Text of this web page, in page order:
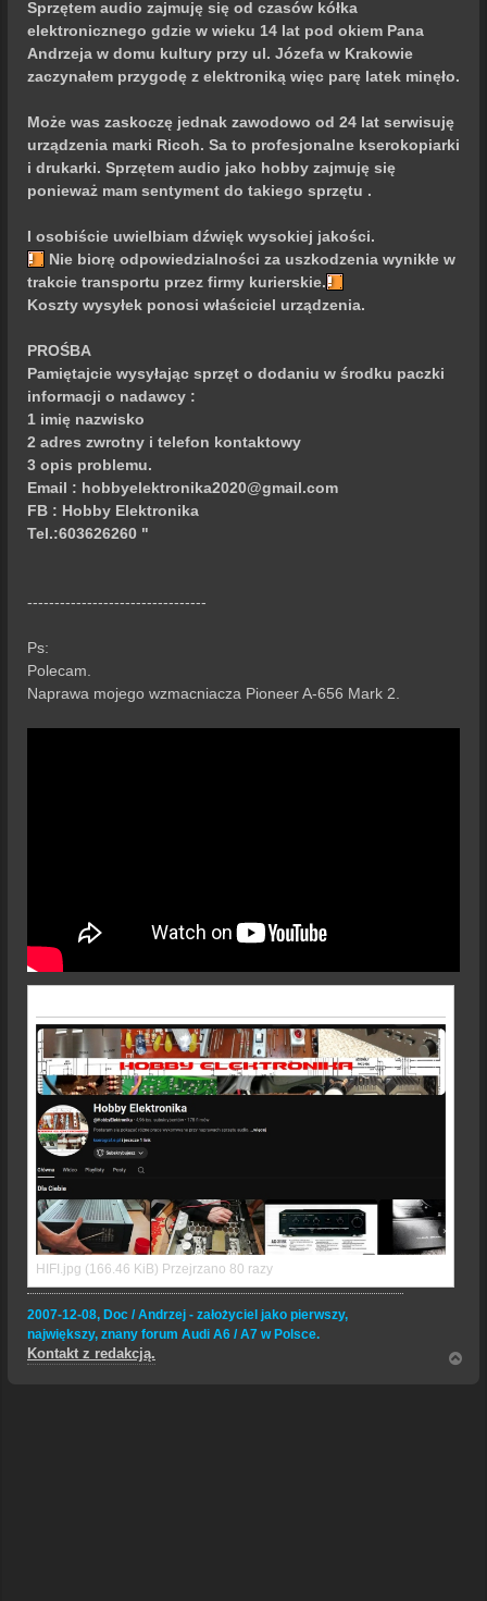
Sprzętem audio zajmuję się od czasów kółka
elektronicznego gdzie w wieku 14 lat pod okiem Pana
Andrzeja w domu kultury przy ul. Józefa w Krakowie
zaczynałem przygodę z elektroniką więc parę latek minęło.
Może was zaskoczę jednak zawodowo od 24 lat serwisuję
urządzenia marki Ricoh. Sa to profesjonalne kserokopiarki
i drukarki. Sprzętem audio jako hobby zajmuję się
ponieważ mam sentyment do takiego sprzętu .
I osobiście uwielbiam dźwięk wysokiej jakości.
Nie biorę odpowiedzialności za uszkodzenia wynikłe w
trakcie transportu przez firmy kurierskie.
Koszty wysyłek ponosi właściciel urządzenia.
PROŚBA
Pamiętajcie wysyłając sprzęt o dodaniu w środku paczki
informacji o nadawcy :
1 imię nazwisko
2 adres zwrotny i telefon kontaktowy
3 opis problemu.
Email : hobbyelektronika2020@gmail.com
FB : Hobby Elektronika
Tel.:603626260 "
---------------------------------
Ps:
Polecam.
Naprawa mojego wzmacniacza Pioneer A-656 Mark 2.
HIFI.jpg (166.46 KiB) Przejrzano 80 razy
2007-12-08, Doc / Andrzej - założyciel jako pierwszy,
największy, znany forum Audi A6 / A7 w Polsce.
Kontakt z redakcją.